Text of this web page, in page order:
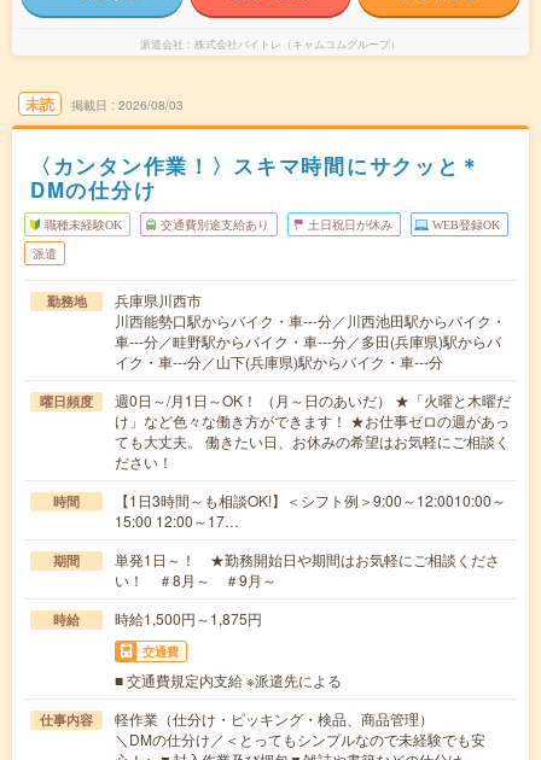
派遣会社 株式会社バイトレ（キャムコムグループ）
未読 掲載日 2026/08/03
〈カンタン作業！〉スキマ時間にサクッと＊
DMの仕分け
職種未経験OK 交通費別途支給あり 土日祝日が休み WEB登録OK
派遣
勤務地
兵庫県川西市
川西能勢口駅からバイク・車---分／川西池田駅からバイク・
車---分／畦野駅からバイク・車---分／多田(兵庫県)駅からバ
イク・車---分／山下(兵庫県)駅からバイク・車---分
曜日頻度
週0日～/月1日～OK！ （月～日のあいだ） ★「火曜と木曜だ
け」など色々な働き方ができます！ ★お仕事ゼロの週があっ
ても大丈夫。 働きたい日、お休みの希望はお気軽にご相談く
ださい！
時間
【1日3時間～も相談OK!】＜シフト例＞9:00～12:0010:00～
15:00 12:00～17…
期間
単発1日～！ ★勤務開始日や期間はお気軽にご相談くださ
い！ ＃8月～ ＃9月～
時給 時給1,500円～1,875円
交通費
■ 交通費規定内支給 ※派遣先による
仕事内容
軽作業（仕分け・ピッキング・検品、商品管理）
＼DMの仕分け／＜とってもシンプルなので未経験でも安